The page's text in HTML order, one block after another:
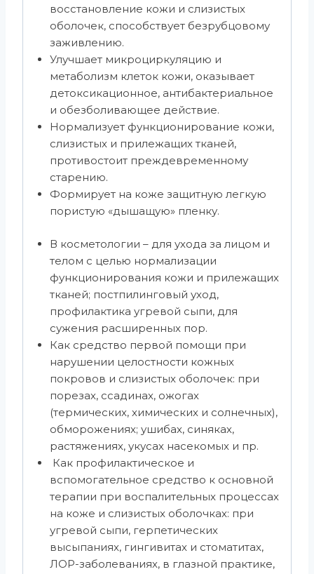
восстановление кожи и слизистых
оболочек, способствует безрубцовому
заживлению.
Улучшает микроциркуляцию и
метаболизм клеток кожи, оказывает
детоксикационное, антибактериальное
и обезболивающее действие.
Нормализует функционирование кожи,
слизистых и прилежащих тканей,
противостоит преждевременному
старению.
Формирует на коже защитную легкую
пористую «дышащую» пленку.
В косметологии – для ухода за лицом и
телом с целью нормализации
функционирования кожи и прилежащих
тканей; постпилинговый уход,
профилактика угревой сыпи, для
сужения расширенных пор.
Как средство первой помощи при
нарушении целостности кожных
покровов и слизистых оболочек: при
порезах, ссадинах, ожогах
(термических, химических и солнечных),
обморожениях; ушибах, синяках,
растяжениях, укусах насекомых и пр.
Как профилактическое и
вспомогательное средство к основной
терапии при воспалительных процессах
на коже и слизистых оболочках: при
угревой сыпи, герпетических
высыпаниях, гингивитах и стоматитах,
ЛОР-заболеваниях, в глазной практике,